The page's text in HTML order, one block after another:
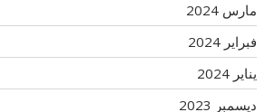
مارس 2024
فبراير 2024
يناير 2024
ديسمبر 2023